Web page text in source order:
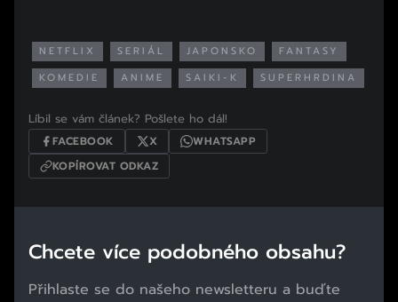
NETFLIX SERIÁL JAPONSKO
FANTASY
KOMEDIE
ANIME SAIKI-K SUPERHRDINA
Líbil se vám článek? Pošlete ho dál!
FACEBOOK X
WHATSAPP
KOPÍROVAT ODKAZ
Chcete více podobného obsahu?
Přihlaste se do našeho newsletteru a buďte